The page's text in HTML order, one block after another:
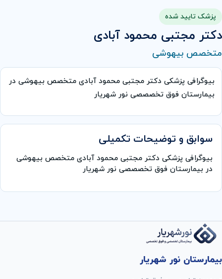
پزشک تایید شده
دکتر مجتبی محمود آبادی
متخصص بیهوشی
بیوگرافی پزشکی دکتر مجتبی محمود آبادی متخصص بیهوشی در
بیمارستان فوق تخصصصی نور شهریار
سوابق و توضیحات تکمیلی
بیوگرافی پزشکی دکتر مجتبی محمود آبادی متخصص بیهوشی
در بیمارستان فوق تخصصصی نور شهریار
بیمارستان نور شهریار